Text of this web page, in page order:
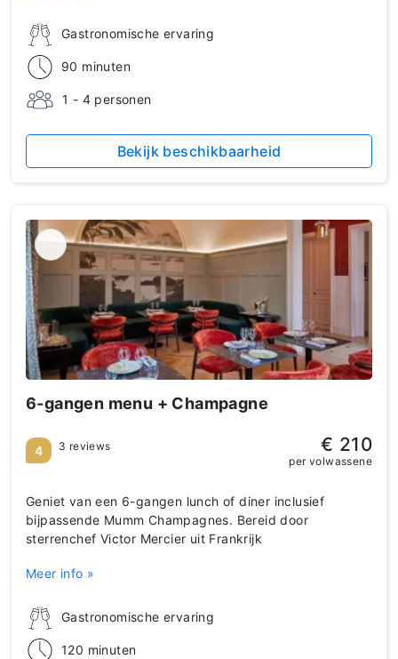
Gastronomische ervaring
90 minuten
1 - 4 personen
Bekijk beschikbaarheid
6-gangen menu + Champagne
Gastronomische ervaring
120 minuten
Geniet van een 6-gangen lunch of diner inclusief
bijpassende Mumm Champagnes. Bereid door
sterrenchef Victor Mercier uit Frankrijk
Meer info »
4 3 reviews € 210
per volwassene